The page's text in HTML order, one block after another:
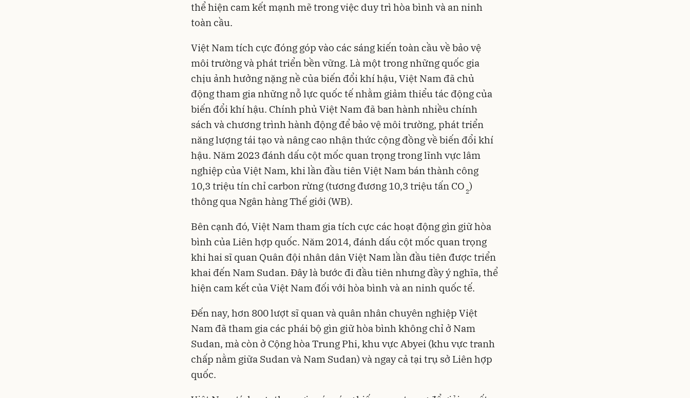
thể hiện cam kết mạnh mẽ trong việc duy trì hòa bình và an ninh
toàn cầu.
Việt Nam tích cực đóng góp vào các sáng kiến toàn cầu về bảo vệ
môi trường và phát triển bền vững. Là một trong những quốc gia
chịu ảnh hưởng nặng nề của biến đổi khí hậu, Việt Nam đã chủ
động tham gia những nỗ lực quốc tế nhằm giảm thiểu tác động của
biến đổi khí hậu. Chính phủ Việt Nam đã ban hành nhiều chính
sách và chương trình hành động để bảo vệ môi trường, phát triển
năng lượng tái tạo và nâng cao nhận thức cộng đồng về biến đổi khí
hậu. Năm 2023 đánh dấu cột mốc quan trọng trong lĩnh vực lâm
nghiệp của Việt Nam, khi lần đầu tiên Việt Nam bán thành công
10,3 triệu tín chỉ carbon rừng (tương đương 10,3 triệu tấn CO 2)
thông qua Ngân hàng Thế giới (WB).
Bên cạnh đó, Việt Nam tham gia tích cực các hoạt động gìn giữ hòa
bình của Liên hợp quốc. Năm 2014, đánh dấu cột mốc quan trọng
khi hai sĩ quan Quân đội nhân dân Việt Nam lần đầu tiên được triển
khai đến Nam Sudan. Đây là bước đi đầu tiên nhưng đầy ý nghĩa, thể
hiện cam kết của Việt Nam đối với hòa bình và an ninh quốc tế.
Đến nay, hơn 800 lượt sĩ quan và quân nhân chuyên nghiệp Việt
Nam đã tham gia các phái bộ gìn giữ hòa bình không chỉ ở Nam
Sudan, mà còn ở Cộng hòa Trung Phi, khu vực Abyei (khu vực tranh
chấp nằm giữa Sudan và Nam Sudan) và ngay cả tại trụ sở Liên hợp
quốc.